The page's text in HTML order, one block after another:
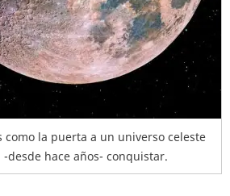
como la puerta a un universo celeste
desde hace años- conquistar.